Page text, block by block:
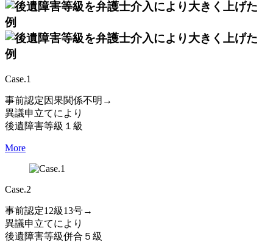
Case.1
事前認定因果関係不明→
異議申立てにより
後遺障害等級１級
More
Case.2
事前認定12級13号→
異議申立てにより
後遺障害等級併合５級